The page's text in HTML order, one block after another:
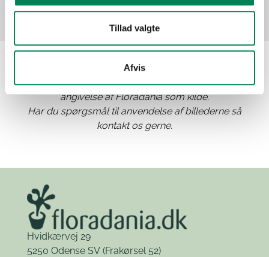
Tillad valgte
Afvis
Materialet kan frit benyttes til anden publicering med
angivelse af Floradania som kilde.
Har du spørgsmål til anvendelse af billederne så
kontakt os gerne.
Hvidkærvej 29
5250 Odense SV (Frakørsel 52)